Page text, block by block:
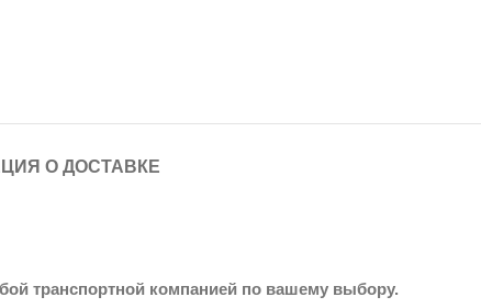
О ДОСТАВКЕ
транспортной компанией по вашему выбору.